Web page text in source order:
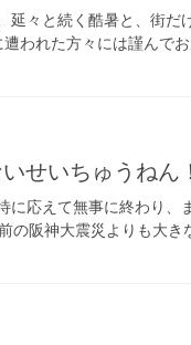
々と続く酷暑と、街だ
われた方々には謹んで
せいちゅうねん
応えて無事に終わり、
の阪神大震災よりも大